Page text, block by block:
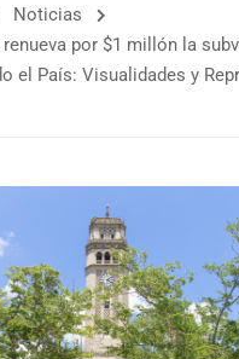
Noticias
por $1 millón la
el País: Visualidades y